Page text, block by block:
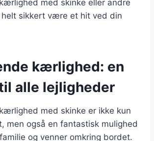
med skinke eller andre
helt sikkert være et hit ved din
kærlighed: en
alle lejligheder
med skinke er ikke kun
men også en fantastisk mulighed
og venner omkring bordet.